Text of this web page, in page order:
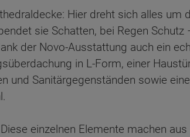
Hier dreht sich alles um
sie Schatten, bei Regen
der Novo-Ausstattung auch ein
in L-Form, einer
und Sanitärgegenständen sowie
einzelnen Elemente machen